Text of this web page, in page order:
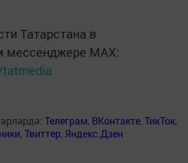
Татарстана в
мессенджере MАХ:
Телеграм, ВКонтакте,ТикТок,
,Твиттер, Яндекс.Дзен